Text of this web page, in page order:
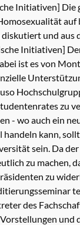
Initiativen] Die
auf
und aus
Initiativen]
ist es von
zu
- wo auch ein
kann,
sein. Da
zu machen,
zu
des